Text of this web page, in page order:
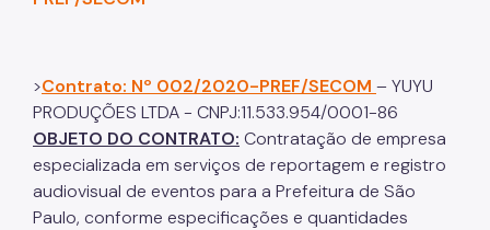
>Contrato: Nº 002/2020-PREF/SECOM – YUYU
PRODUÇÕES LTDA - CNPJ:11.533.954/0001-86
OBJETO DO CONTRATO: Contratação de empresa
especializada em serviços de reportagem e registro
audiovisual de eventos para a Prefeitura de São
Paulo, conforme especificações e quantidades